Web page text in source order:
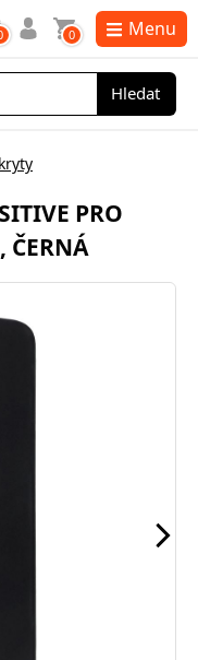
Hledat
0 Menu
PRO
ČERNÁ